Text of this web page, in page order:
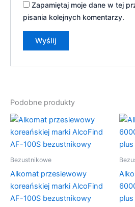
Zapamiętaj moje dane w tej
pisania kolejnych komentarzy.
Podobne produkty
Bezustnikowe
Alkomat przesiewowy
koreańskiej marki AlcoFind
AF-100S bezustnikowy